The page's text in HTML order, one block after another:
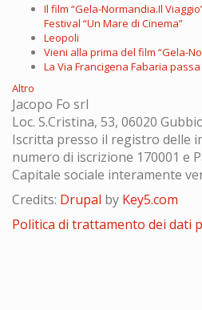
Il film “Gela-Normandia.Il
Festival “Un Mare di Cinema”
Leopoli
Vieni alla prima del film “Gela-
La Via Francigena Fabaria
Altro
Jacopo Fo srl
Loc. S.Cristina, 53, 06020
Iscritta presso il registro delle
numero di iscrizione 170001 e
Capitale sociale interamente
Credits: Drupal by Key5.com
Politica di trattamento dei dati